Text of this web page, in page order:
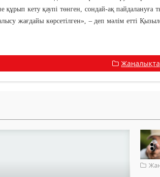
құрып кету қаупi төнген, сондай-ақ пайдалануға
жағдайы көрсетілген», – деп мәлім етті